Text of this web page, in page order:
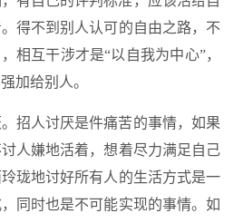
得不到别人认可的自由之路，不
相互干涉才是“以自我为中心”，
加给别人。
招人讨厌是件痛苦的事情，如果
人嫌地活着，想着尽力满足自己
珑地讨好所有人的生活方式是一
同时也是不可能实现的事情。如